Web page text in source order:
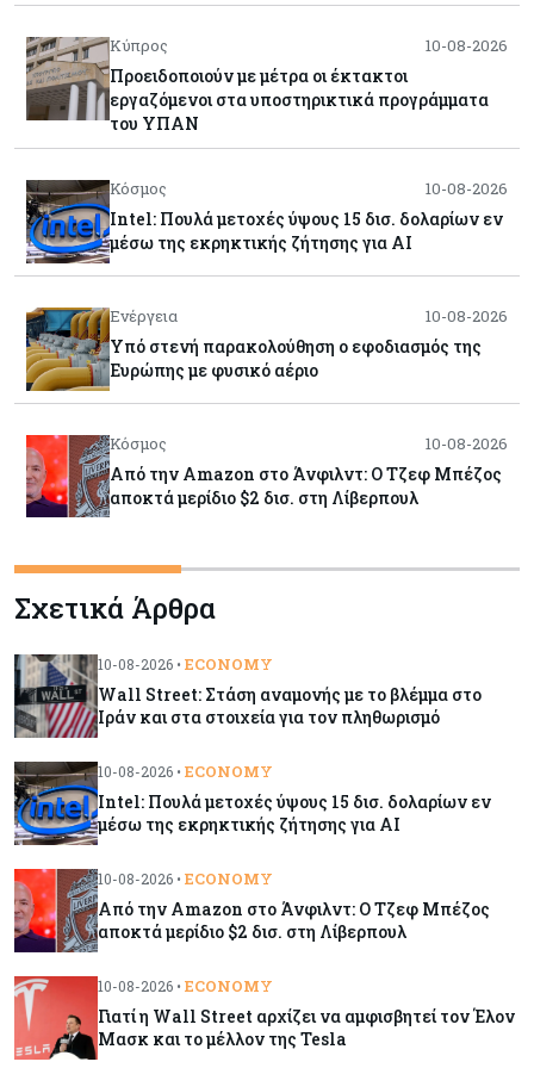
Κύπρος 10-08-2026
Προειδοποιούν με μέτρα οι έκτακτοι
εργαζόμενοι στα υποστηρικτικά προγράμματα
του ΥΠΑΝ
Κόσμος 10-08-2026
Intel: Πουλά μετοχές ύψους 15 δισ. δολαρίων εν
μέσω της εκρηκτικής ζήτησης για AI
Ενέργεια 10-08-2026
Υπό στενή παρακολούθηση ο εφοδιασμός της
Ευρώπης με φυσικό αέριο
Κόσμος 10-08-2026
Από την Amazon στο Άνφιλντ: Ο Τζεφ Μπέζος
αποκτά μερίδιο $2 δισ. στη Λίβερπουλ
Ενέργεια 10-08-2026
Πότε βλέπουν μειώσεις στις τιμές των
καυσίμων οι πρατηριούχοι – Από τι θα εξαρτηθεί
Κύπρος 10-08-2026
Με το πόδι στο γκάζι οι άδειες οικοδομής -
Κόσμος
Έλον Μασκ και το μέλλον της Tesla
Τα υπερκέρδη των Big Oil άνοιξαν την όρεξη
του Τραμπ για πρόσθετο φόρο
Σχετικά Άρθρα
10-08-2026 • ECONOMY
Wall Street: Στάση αναμονής με το βλέμμα στο
Ιράν και στα στοιχεία για τον πληθωρισμό
10-08-2026 • ECONOMY
Intel: Πουλά μετοχές ύψους 15 δισ. δολαρίων εν
μέσω της εκρηκτικής ζήτησης για AI
10-08-2026 • ECONOMY
Από την Amazon στο Άνφιλντ: Ο Τζεφ Μπέζος
αποκτά μερίδιο $2 δισ. στη Λίβερπουλ
10-08-2026 • ECONOMY
Γιατί η Wall Street αρχίζει να αμφισβητεί τον Έλον
Μασκ και το μέλλον της Tesla